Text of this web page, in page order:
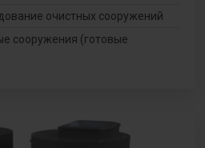
очистных сооружений
сооружения (готовые